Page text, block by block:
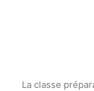
La classe